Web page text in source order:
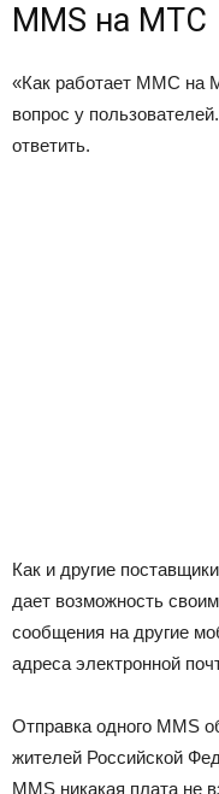
MMS на МТС
«Как работает ММС на
вопрос у
ответить.
Как и другие
дает возможность
сообщения на другие
адреса электронной
Отправка одного MMS
жителей Российской
MMS никакая плата не